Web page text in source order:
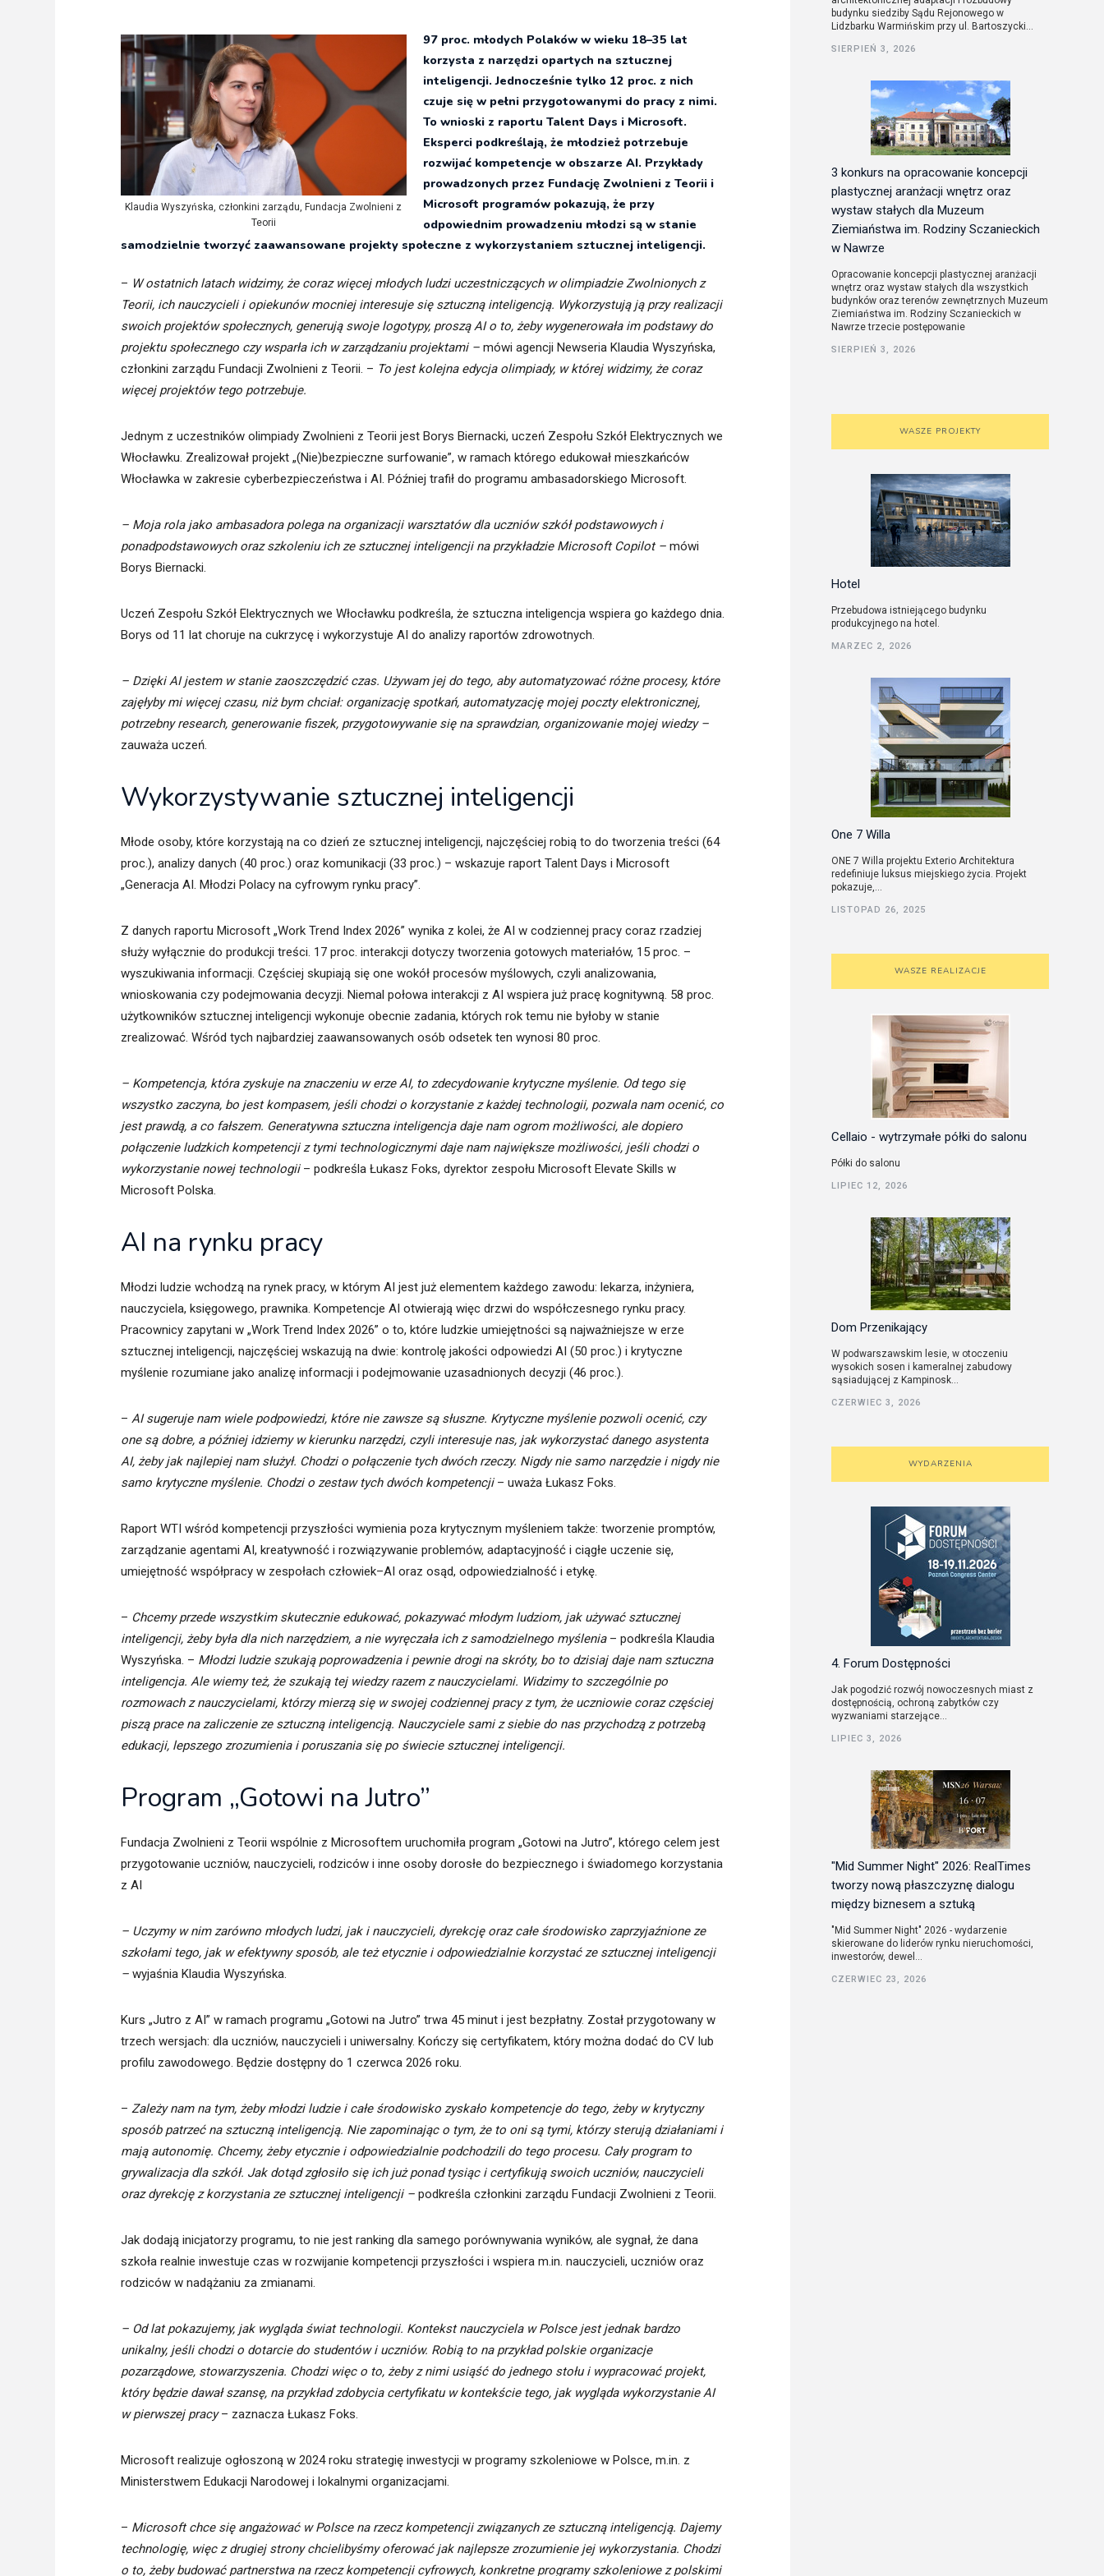
Galeria Miast Dawnych
Filmy
Firmy
Klaudia Wyszyńska, członkini zarządu, Fundacja Zwolnieni z
Teorii
97 proc. młodych Polaków w wieku 18–35 lat
korzysta z narzędzi opartych na sztucznej
inteligencji. Jednocześnie tylko 12 proc. z nich
czuje się w pełni przygotowanymi do pracy z nimi.
To wnioski z raportu Talent Days i Microsoft.
Eksperci podkreślają, że młodzież potrzebuje
rozwijać kompetencje w obszarze AI. Przykłady
prowadzonych przez Fundację Zwolnieni z Teorii i
Microsoft programów pokazują, że przy
odpowiednim prowadzeniu młodzi są w stanie
samodzielnie tworzyć zaawansowane projekty społeczne z wykorzystaniem sztucznej inteligencji.
– W ostatnich latach widzimy, że coraz więcej młodych ludzi uczestniczących w olimpiadzie Zwolnionych z
Teorii, ich nauczycieli i opiekunów mocniej interesuje się sztuczną inteligencją. Wykorzystują ją przy realizacji
swoich projektów społecznych, generują swoje logotypy, proszą AI o to, żeby wygenerowała im podstawy do
projektu społecznego czy wsparła ich w zarządzaniu projektami – mówi agencji Newseria Klaudia Wyszyńska,
członkini zarządu Fundacji Zwolnieni z Teorii. – To jest kolejna edycja olimpiady, w której widzimy, że coraz
więcej projektów tego potrzebuje.
Jednym z uczestników olimpiady Zwolnieni z Teorii jest Borys Biernacki, uczeń Zespołu Szkół Elektrycznych we
Włocławku. Zrealizował projekt „(Nie)bezpieczne surfowanie”, w ramach którego edukował mieszkańców
Włocławka w zakresie cyberbezpieczeństwa i AI. Później trafił do programu ambasadorskiego Microsoft.
– Moja rola jako ambasadora polega na organizacji warsztatów dla uczniów szkół podstawowych i
ponadpodstawowych oraz szkoleniu ich ze sztucznej inteligencji na przykładzie Microsoft Copilot – mówi
Borys Biernacki.
Uczeń Zespołu Szkół Elektrycznych we Włocławku podkreśla, że sztuczna inteligencja wspiera go każdego dnia.
Borys od 11 lat choruje na cukrzycę i wykorzystuje AI do analizy raportów zdrowotnych.
– Dzięki AI jestem w stanie zaoszczędzić czas. Używam jej do tego, aby automatyzować różne procesy, które
zajęłyby mi więcej czasu, niż bym chciał: organizację spotkań, automatyzację mojej poczty elektronicznej,
potrzebny research, generowanie fiszek, przygotowywanie się na sprawdzian, organizowanie mojej wiedzy –
zauważa uczeń.
Wykorzystywanie sztucznej inteligencji
Młode osoby, które korzystają na co dzień ze sztucznej inteligencji, najczęściej robią to do tworzenia treści (64
proc.), analizy danych (40 proc.) oraz komunikacji (33 proc.) – wskazuje raport Talent Days i Microsoft
„Generacja AI. Młodzi Polacy na cyfrowym rynku pracy”.
Z danych raportu Microsoft „Work Trend Index 2026” wynika z kolei, że AI w codziennej pracy coraz rzadziej
służy wyłącznie do produkcji treści. 17 proc. interakcji dotyczy tworzenia gotowych materiałów, 15 proc. –
wyszukiwania informacji. Częściej skupiają się one wokół procesów myślowych, czyli analizowania,
wnioskowania czy podejmowania decyzji. Niemal połowa interakcji z AI wspiera już pracę kognitywną. 58 proc.
użytkowników sztucznej inteligencji wykonuje obecnie zadania, których rok temu nie byłoby w stanie
zrealizować. Wśród tych najbardziej zaawansowanych osób odsetek ten wynosi 80 proc.
– Kompetencja, która zyskuje na znaczeniu w erze AI, to zdecydowanie krytyczne myślenie. Od tego się
wszystko zaczyna, bo jest kompasem, jeśli chodzi o korzystanie z każdej technologii, pozwala nam ocenić, co
jest prawdą, a co fałszem. Generatywna sztuczna inteligencja daje nam ogrom możliwości, ale dopiero
połączenie ludzkich kompetencji z tymi technologicznymi daje nam największe możliwości, jeśli chodzi o
wykorzystanie nowej technologii – podkreśla Łukasz Foks, dyrektor zespołu Microsoft Elevate Skills w
Microsoft Polska.
AI na rynku pracy
Młodzi ludzie wchodzą na rynek pracy, w którym AI jest już elementem każdego zawodu: lekarza, inżyniera,
nauczyciela, księgowego, prawnika. Kompetencje AI otwierają więc drzwi do współczesnego rynku pracy.
Pracownicy zapytani w „Work Trend Index 2026” o to, które ludzkie umiejętności są najważniejsze w erze
sztucznej inteligencji, najczęściej wskazują na dwie: kontrolę jakości odpowiedzi AI (50 proc.) i krytyczne
myślenie rozumiane jako analizę informacji i podejmowanie uzasadnionych decyzji (46 proc.).
– AI sugeruje nam wiele podpowiedzi, które nie zawsze są słuszne. Krytyczne myślenie pozwoli ocenić, czy
one są dobre, a później idziemy w kierunku narzędzi, czyli interesuje nas, jak wykorzystać danego asystenta
AI, żeby jak najlepiej nam służył. Chodzi o połączenie tych dwóch rzeczy. Nigdy nie samo narzędzie i nigdy nie
samo krytyczne myślenie. Chodzi o zestaw tych dwóch kompetencji – uważa Łukasz Foks.
Raport WTI wśród kompetencji przyszłości wymienia poza krytycznym myśleniem także: tworzenie promptów,
zarządzanie agentami AI, kreatywność i rozwiązywanie problemów, adaptacyjność i ciągłe uczenie się,
umiejętność współpracy w zespołach człowiek–AI oraz osąd, odpowiedzialność i etykę.
– Chcemy przede wszystkim skutecznie edukować, pokazywać młodym ludziom, jak używać sztucznej
inteligencji, żeby była dla nich narzędziem, a nie wyręczała ich z samodzielnego myślenia– podkreśla Klaudia
Wyszyńska. – Młodzi ludzie szukają poprowadzenia i pewnie drogi na skróty, bo to dzisiaj daje nam sztuczna
inteligencja. Ale wiemy też, że szukajątej wiedzyrazem z nauczycielami. Widzimy to szczególnie po
rozmowach z nauczycielami, którzy mierzą się w swojej codziennej pracy z tym, że uczniowie coraz częściej
piszą prace na zaliczenie ze sztuczną inteligencją. Nauczyciele sami z siebie do nas przychodzą z potrzebą
edukacji, lepszego zrozumienia i poruszania się po świecie sztucznej inteligencji.
Program „Gotowi na Jutro”
Fundacja Zwolnieni z Teorii wspólnie z Microsoftem uruchomiła program „Gotowi na Jutro”, którego celem jest
przygotowanie uczniów, nauczycieli, rodziców i inne osoby dorosłe do bezpiecznego i świadomego korzystania
z AI
– Uczymy w nim zarówno młodych ludzi, jak i nauczycieli, dyrekcję oraz całe środowisko zaprzyjaźnione ze
szkołami tego, jak w efektywny sposób, ale też etycznie i odpowiedzialnie korzystać ze sztucznej inteligencji
– wyjaśnia Klaudia Wyszyńska.
Kurs „Jutro z AI” w ramach programu „Gotowi na Jutro” trwa 45 minut i jest bezpłatny. Został przygotowany w
trzech wersjach: dla uczniów, nauczycieli i uniwersalny. Kończy się certyfikatem, który można dodać do CV lub
profilu zawodowego. Będzie dostępny do 1 czerwca 2026 roku.
– Zależy nam na tym, żeby młodzi ludzie i całe środowisko zyskało kompetencje do tego, żeby w krytyczny
sposób patrzeć na sztuczną inteligencją. Nie zapominając o tym, że to oni są tymi, którzy sterują działaniami i
mają autonomię. Chcemy, żeby etycznie i odpowiedzialnie podchodzili do tego procesu. Cały program to
grywalizacja dla szkół. Jak dotąd zgłosiło się ich już ponad tysiąc i certyfikują swoich uczniów, nauczycieli
oraz dyrekcję z korzystania ze sztucznej inteligencji – podkreśla członkini zarządu Fundacji Zwolnieni z Teorii.
Jak dodają inicjatorzy programu, to nie jest ranking dla samego porównywania wyników, ale sygnał, że dana
szkoła realnie inwestuje czas w rozwijanie kompetencji przyszłości i wspiera m.in. nauczycieli, uczniów oraz
rodziców w nadążaniu za zmianami.
– Od lat pokazujemy, jak wygląda świat technologii. Kontekst nauczyciela w Polsce jest jednak bardzo
unikalny, jeśli chodzi o dotarcie do studentów i uczniów. Robią to na przykład polskie organizacje
pozarządowe, stowarzyszenia. Chodzi więc o to, żeby z nimi usiąść do jednego stołu i wypracować projekt,
który będzie dawał szansę, na przykład zdobycia certyfikatu w kontekście tego, jak wygląda wykorzystanie AI
w pierwszej pracy– zaznacza Łukasz Foks.
Microsoft realizuje ogłoszoną w 2024 roku strategię inwestycji w programy szkoleniowe w Polsce, m.in. z
Ministerstwem Edukacji Narodowej i lokalnymi organizacjami.
– Microsoft chce się angażować w Polsce na rzecz kompetencji związanych ze sztuczną inteligencją. Dajemy
technologię, więc z drugiej strony chcielibyśmy oferować jak najlepsze zrozumienie jej wykorzystania. Chodzi
o to, żeby budować partnerstwa na rzecz kompetencji cyfrowych, konkretne programy szkoleniowe z polskimi
budynku siedziby Sądu Rejonowego w
Lidzbarku Warmińskim przy ul. Bartoszycki...
SIERPIEŃ 3, 2026
3 konkurs na opracowanie koncepcji
plastycznej aranżacji wnętrz oraz
wystaw stałych dla Muzeum
Ziemiaństwa im. Rodziny Sczanieckich
w Nawrze
Opracowanie koncepcji plastycznej aranżacji
wnętrz oraz wystaw stałych dla wszystkich
budynków oraz terenów zewnętrznych Muzeum
Ziemiaństwa im. Rodziny Sczanieckich w
Nawrze trzecie postępowanie
SIERPIEŃ 3, 2026
WASZE PROJEKTY
Hotel
Przebudowa istniejącego budynku
produkcyjnego na hotel.
MARZEC 2, 2026
One 7 Willa
ONE 7 Willa projektu Exterio Architektura
redefiniuje luksus miejskiego życia. Projekt
pokazuje,...
LISTOPAD 26, 2025
WASZE REALIZACJE
Cellaio - wytrzymałe półki do salonu
Półki do salonu
LIPIEC 12, 2026
Dom Przenikający
W podwarszawskim lesie, w otoczeniu
wysokich sosen i kameralnej zabudowy
sąsiadującej z Kampinosk...
CZERWIEC 3, 2026
WYDARZENIA
4. Forum Dostępności
Jak pogodzić rozwój nowoczesnych miast z
dostępnością, ochroną zabytków czy
wyzwaniami starzejące...
LIPIEC 3, 2026
"Mid Summer Night" 2026: RealTimes
tworzy nową płaszczyznę dialogu
między biznesem a sztuką
"Mid Summer Night" 2026 - wydarzenie
skierowane do liderów rynku nieruchomości,
inwestorów, dewel...
CZERWIEC 23, 2026